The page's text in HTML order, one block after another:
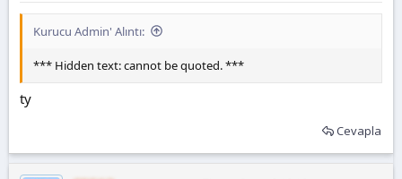
Kurucu Admin' Alıntı:
*** Hidden text: cannot be quoted. ***
ty
Cevapla